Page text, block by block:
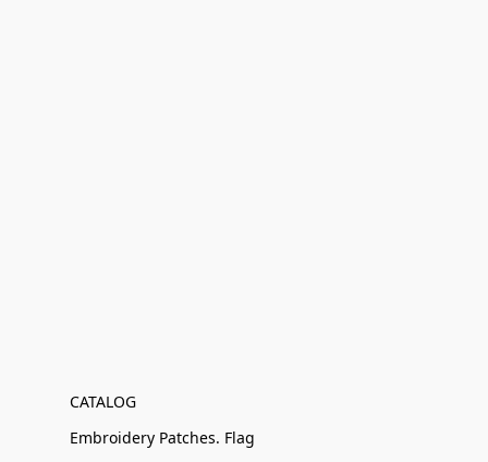
CATALOG
Embroidery Patches. Flag